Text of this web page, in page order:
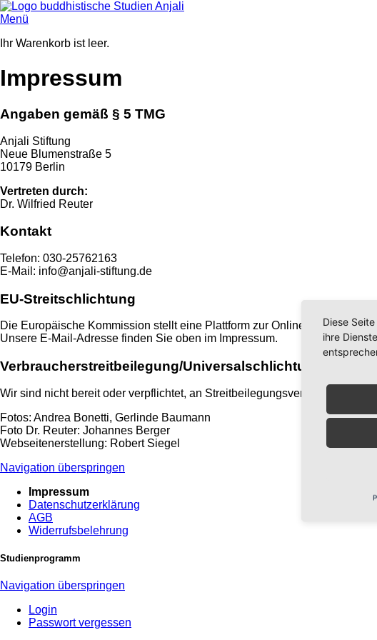
Menü
Ihr Warenkorb ist leer.
Impressum
Angaben gemäß § 5 TMG
Anjali Stiftung
Neue Blumenstraße 5
10179 Berlin
Vertreten durch:
Dr. Wilfried Reuter
Kontakt
Telefon: 030-25762163
E-Mail: info@anjali-stiftung.de
EU-Streitschlichtung
Die Europäische Kommission stellt eine Plattform zur Online-
Unsere E-Mail-Adresse finden Sie oben im Impressum.
Verbraucher­streit­beilegung/Universal­schlichtungs­stelle
Wir sind nicht bereit oder verpflichtet, an Streitbeilegungsverfahren vor
Fotos: Andrea Bonetti, Gerlinde Baumann
Foto Dr. Reuter: Johannes Berger
Webseitenerstellung: Robert Siegel
Navigation überspringen
Impressum
Datenschutzerklärung
AGB
Widerrufsbelehrung
Studienprogramm
Navigation überspringen
Login
Passwort vergessen
Diese
ihre